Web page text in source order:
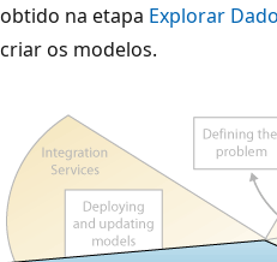
obtido na etapa Explorar
criar os modelos.